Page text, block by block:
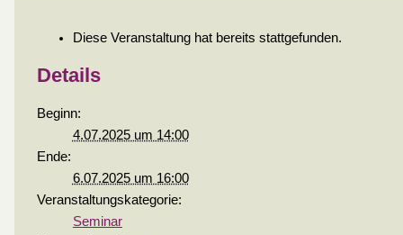
Diese Veranstaltung hat bereits stattgefunden.
Details
Beginn:
4.07.2025 um 14:00
Ende:
6.07.2025 um 16:00
Veranstaltungskategorie:
Seminar